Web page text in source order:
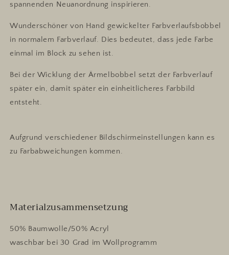
spannenden Neuanordnung inspirieren.
Wunderschöner von Hand gewickelter Farbverlaufsbobbel
in normalem Farbverlauf. Dies bedeutet, dass jede Farbe
einmal im Block zu sehen ist.
Bei der Wicklung der Ärmelbobbel setzt der Farbverlauf
später ein, damit später ein einheitlicheres Farbbild
entsteht.
Aufgrund verschiedener Bildschirmeinstellungen kann es
zu Farbabweichungen kommen.
Materialzusammensetzung
50% Baumwolle/50% Acryl
waschbar bei 30 Grad im Wollprogramm